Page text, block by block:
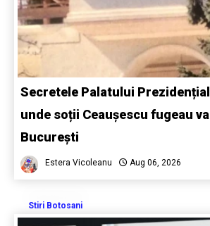
Secretele Palatului
unde soții Ceaușescu fugeau
București
Estera Vicoleanu Aug 06, 2026
Stiri Botosani